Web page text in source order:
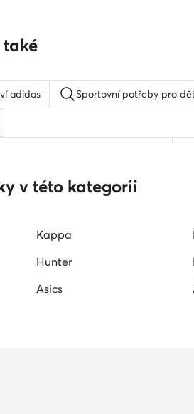
adidas Sportovní potřeby pro
v této kategorii
Kappa
Hunter
Asics